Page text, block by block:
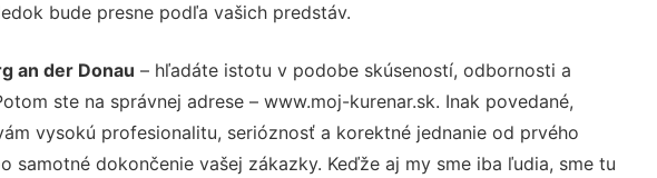
bude presne podľa vašich predstáv.
an der Donau – hľadáte istotu v podobe skúseností, odbornosti a
ste na správnej adrese – www.moj-kurenar.sk. Inak povedané,
vysokú profesionalitu, serióznosť a korektné jednanie od prvého
samotné dokončenie vašej zákazky. Keďže aj my sme iba ľudia, sme tu